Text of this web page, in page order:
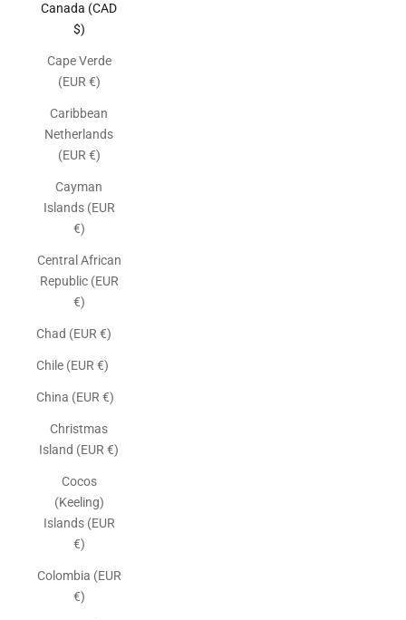
Canada (CAD
$)
Cape Verde
(EUR €)
Caribbean
Netherlands
(EUR €)
Cayman
Islands (EUR
€)
Central African
Republic (EUR
€)
Chad (EUR €)
Chile (EUR €)
China (EUR €)
Christmas
Island (EUR €)
Cocos
(Keeling)
Islands (EUR
€)
Colombia (EUR
€)